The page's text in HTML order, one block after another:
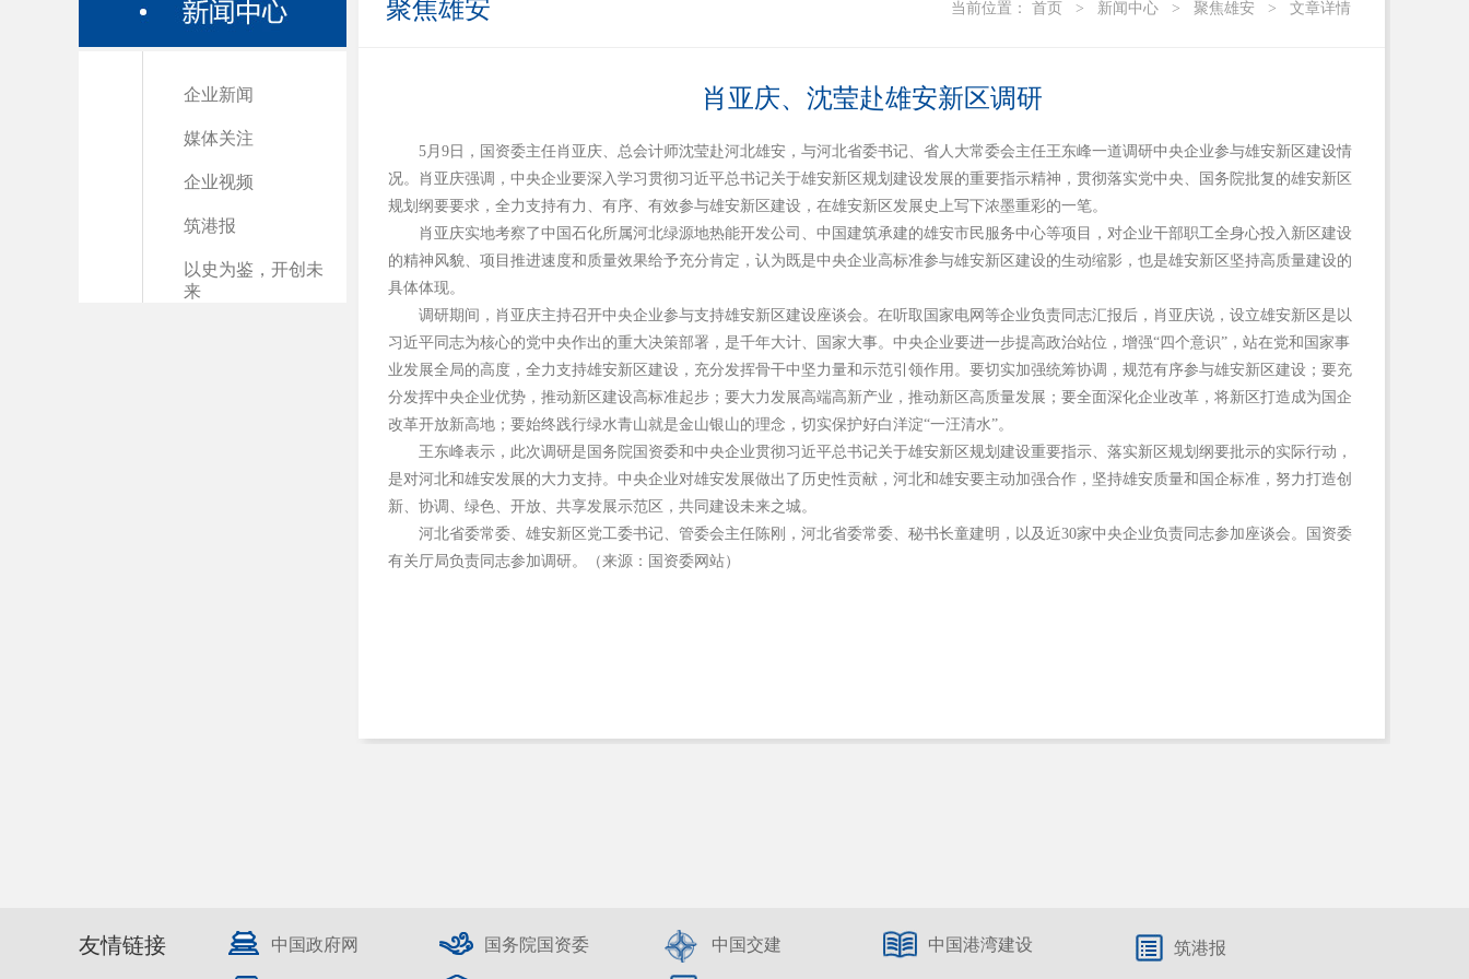
企业新闻
媒体关注
企业视频
筑港报
以史为鉴，开创未
来
聚焦雄安 当前位置： 首页 > 新闻中心 > 聚焦雄安 > 文章详情
肖亚庆、沈莹赴雄安新区调研
5月9日，国资委主任肖亚庆、总会计师沈莹赴河北雄安，与河北省委书记、省人大常委会主任王东峰一道调研中央企业参与雄安新区建设情
况。肖亚庆强调，中央企业要深入学习贯彻习近平总书记关于雄安新区规划建设发展的重要指示精神，贯彻落实党中央、国务院批复的雄安新区
规划纲要要求，全力支持有力、有序、有效参与雄安新区建设，在雄安新区发展史上写下浓墨重彩的一笔。
肖亚庆实地考察了中国石化所属河北绿源地热能开发公司、中国建筑承建的雄安市民服务中心等项目，对企业干部职工全身心投入新区建设
的精神风貌、项目推进速度和质量效果给予充分肯定，认为既是中央企业高标准参与雄安新区建设的生动缩影，也是雄安新区坚持高质量建设的
具体体现。
调研期间，肖亚庆主持召开中央企业参与支持雄安新区建设座谈会。在听取国家电网等企业负责同志汇报后，肖亚庆说，设立雄安新区是以
习近平同志为核心的党中央作出的重大决策部署，是千年大计、国家大事。中央企业要进一步提高政治站位，增强“四个意识”，站在党和国家事
业发展全局的高度，全力支持雄安新区建设，充分发挥骨干中坚力量和示范引领作用。要切实加强统筹协调，规范有序参与雄安新区建设；要充
分发挥中央企业优势，推动新区建设高标准起步；要大力发展高端高新产业，推动新区高质量发展；要全面深化企业改革，将新区打造成为国企
改革开放新高地；要始终践行绿水青山就是金山银山的理念，切实保护好白洋淀“一汪清水”。
王东峰表示，此次调研是国务院国资委和中央企业贯彻习近平总书记关于雄安新区规划建设重要指示、落实新区规划纲要批示的实际行动，
是对河北和雄安发展的大力支持。中央企业对雄安发展做出了历史性贡献，河北和雄安要主动加强合作，坚持雄安质量和国企标准，努力打造创
新、协调、绿色、开放、共享发展示范区，共同建设未来之城。
河北省委常委、雄安新区党工委书记、管委会主任陈刚，河北省委常委、秘书长童建明，以及近30家中央企业负责同志参加座谈会。国资委
有关厅局负责同志参加调研。（来源：国资委网站）
友情链接 中国政府网 国务院国资委 中国交建 中国港湾建设 筑港报